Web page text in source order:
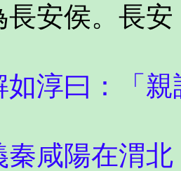
長安侯。長
如淳曰：「
秦咸陽在渭